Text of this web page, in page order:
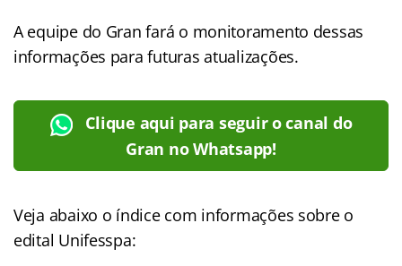
A equipe do Gran fará o monitoramento dessas
informações para futuras atualizações.
Clique aqui para seguir o canal do
Gran no Whatsapp!
Veja abaixo o índicecom informações sobre o
edital Unifesspa: